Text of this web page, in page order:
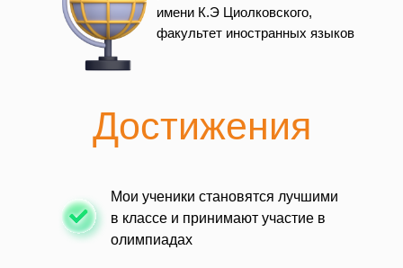
Достижения
имени К.Э Циолковского,
факультет иностранных языков
Мои ученики становятся лучшими
в классе и принимают участие в
олимпиадах